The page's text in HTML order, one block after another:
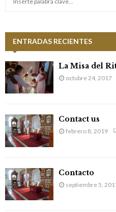
h
f
o
r
:
ENTRADAS RECIENTES
La Misa del
octubre 24, 2017
Contact us
febrero 8, 2019
Contacto
septiembre 5,